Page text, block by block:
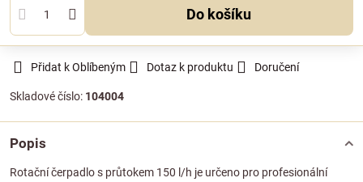
Do košíku
Přidat k Oblíbeným Dotaz k produktu Doručení
Skladové číslo: 104004
Popis
Rotační čerpadlo s průtokem 150 l/h je určeno pro profesionální